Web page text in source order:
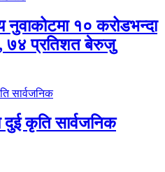
नुवाकोटमा १० करोडभन्दा
७४ प्रतिशत बेरुजु
कृति सार्वजनिक